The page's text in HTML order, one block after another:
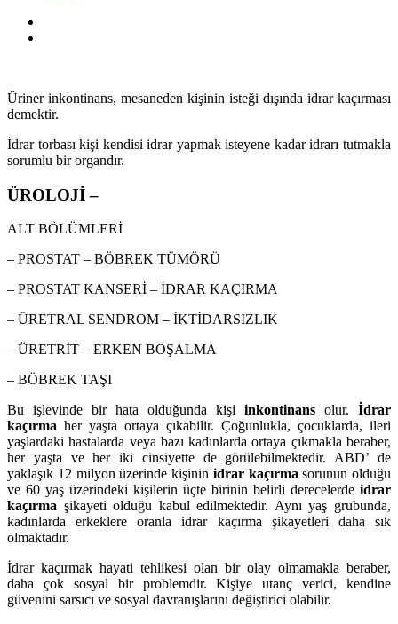
Üriner inkontinans, mesaneden kişinin isteği dışında idrar kaçırması
demektir.
İdrar torbası kişi kendisi idrar yapmak isteyene kadar idrarı tutmakla
sorumlu bir organdır.
ÜROLOJİ –
ALT BÖLÜMLERİ
– PROSTAT – BÖBREK TÜMÖRÜ
– PROSTAT KANSERİ – İDRAR KAÇIRMA
– ÜRETRAL SENDROM – İKTİDARSIZLIK
– ÜRETRİT – ERKEN BOŞALMA
– BÖBREK TAŞI
Bu işlevinde bir hata olduğunda kişi inkontinans olur. İdrar
kaçırma her yaşta ortaya çıkabilir. Çoğunlukla, çocuklarda, ileri
yaşlardaki hastalarda veya bazı kadınlarda ortaya çıkmakla beraber,
her yaşta ve her iki cinsiyette de görülebilmektedir. ABD’ de
yaklaşık 12 milyon üzerinde kişinin idrar kaçırma sorunun olduğu
ve 60 yaş üzerindeki kişilerin üçte birinin belirli derecelerde idrar
kaçırma şikayeti olduğu kabul edilmektedir. Aynı yaş grubunda,
kadınlarda erkeklere oranla idrar kaçırma şikayetleri daha sık
olmaktadır.
İdrar kaçırmak hayati tehlikesi olan bir olay olmamakla beraber,
daha çok sosyal bir problemdir. Kişiye utanç verici, kendine
güvenini sarsıcı ve sosyal davranışlarını değiştirici olabilir.